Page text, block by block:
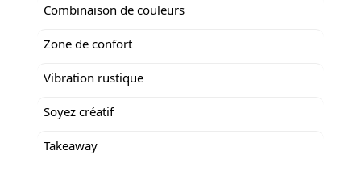
Combinaison de couleurs
Zone de confort
Vibration rustique
Soyez créatif
Takeaway